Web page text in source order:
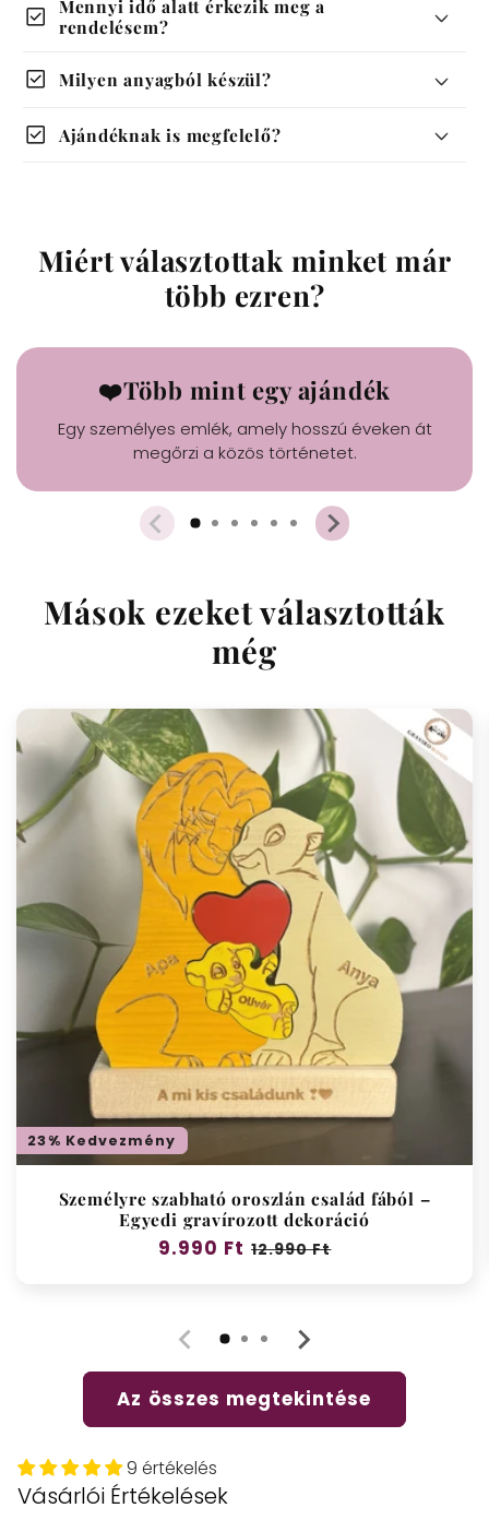
check_box
Mennyi idő alatt érkezik meg a
rendelésem?
check_box Milyen anyagból készül?
check_box Ajándéknak is megfelelő?
Miért választottak minket már
több ezren?
❤️Több mint egy ajándék
Egy személyes emlék, amely hosszú éveken át
megőrzi a közös történetet.
Mások ezeket választották
még
23% Kedvezmény
Személyre szabható oroszlán család fából –
Egyedi gravírozott dekoráció
Normál
9.990 Ft Akciós
12.990 Ft
Az összes megtekintése
9 értékelés
Vásárlói Értékelések